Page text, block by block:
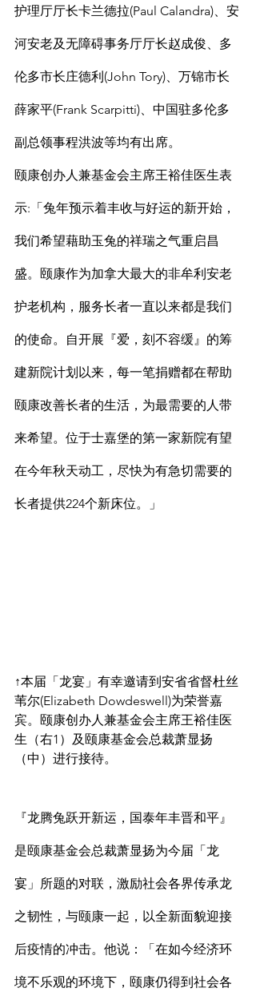
护理厅厅长卡兰德拉(Paul Calandra)、安
河安老及无障碍事务厅厅长赵成俊、多
伦多市长庄德利(John Tory)、万锦市长
薛家平(Frank Scarpitti)、中国驻多伦多
副总领事程洪波等均有出席。
颐康创办人兼基金会主席王裕佳医生表
示:「兔年预示着丰收与好运的新开始，
我们希望藉助玉兔的祥瑞之气重启昌
盛。颐康作为加拿大最大的非牟利安老
护老机构，服务长者一直以来都是我们
的使命。自开展『爱，刻不容缓』的筹
建新院计划以来，每一笔捐赠都在帮助
颐康改善长者的生活，为最需要的人带
来希望。位于士嘉堡的第一家新院有望
在今年秋天动工，尽快为有急切需要的
长者提供224个新床位。」
↑本届「龙宴」有幸邀请到安省省督杜丝
苇尔(Elizabeth Dowdeswell)为荣誉嘉
宾。颐康创办人兼基金会主席王裕佳医
生（右1）及颐康基金会总裁萧显扬
（中）进行接待。
『龙腾兔跃开新运，国泰年丰晋和平』
是颐康基金会总裁萧显扬为今届「龙
宴」所题的对联，激励社会各界传承龙
之韧性，与颐康一起，以全新面貌迎接
后疫情的冲击。他说：「在如今经济环
境不乐观的环境下，颐康仍得到社会各